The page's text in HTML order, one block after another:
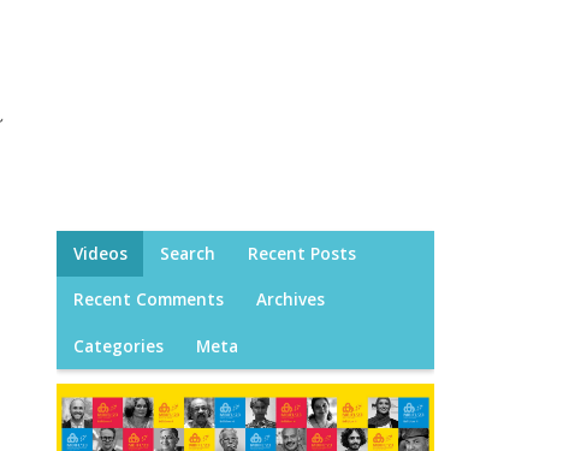
Videos Search Recent Posts
Recent Comments Archives
Categories Meta